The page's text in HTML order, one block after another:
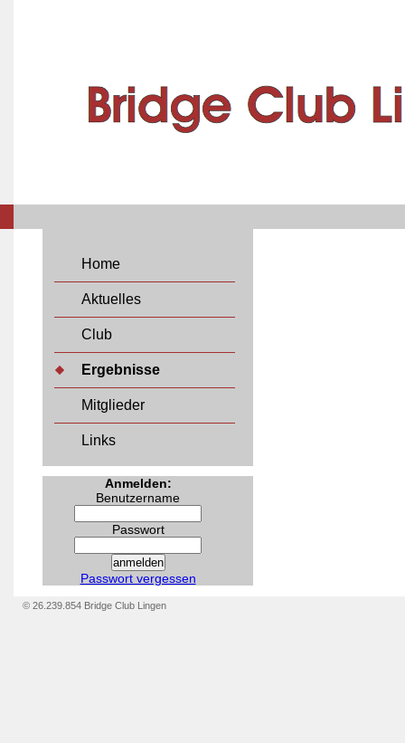
Home
Aktuelles
Club
Ergebnisse
Mitglieder
Links
Anmelden:
Benutzername
Passwort
Passwort vergessen
© 26.239.854 Bridge Club Lingen